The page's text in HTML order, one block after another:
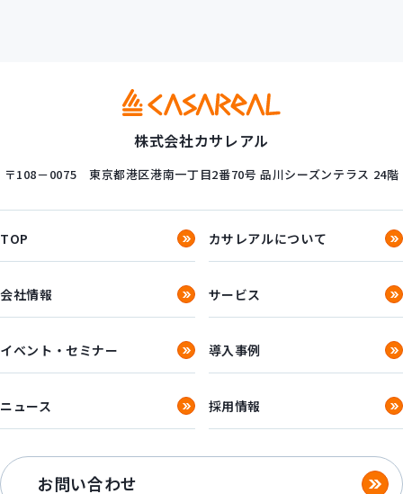
株式会社カサレアル
〒108－0075 東京都港区港南一丁目2番70号 品川シーズンテラス 24階
TOP カサレアルについて
会社情報 サービス
イベント・セミナー 導入事例
ニュース 採用情報
お問い合わせ